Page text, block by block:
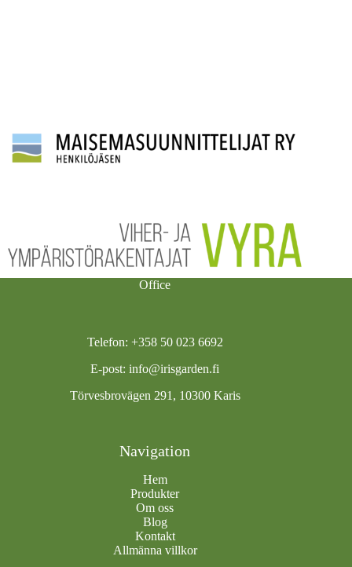
Office
Telefon: +358 50 023 6692
E-post:info@irisgarden.fi
Törvesbrovägen 291, 10300 Karis
Navigation
Hem
Produkter
Om oss
Blog
Kontakt
Allmänna villkor